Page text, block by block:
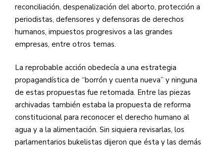
reconciliación, despenalización del aborto, protección a
periodistas, defensores y defensoras de derechos
humanos, impuestos progresivos a las grandes
empresas, entre otros temas.
La reprobable acción obedecía a una estrategia
propagandística de “borrón y cuenta nueva” y ninguna
de estas propuestas fue retomada. Entre las piezas
archivadas también estaba la propuesta de reforma
constitucional para reconocer el derecho humano al
agua y a la alimentación. Sin siquiera revisarlas, los
parlamentarios bukelistas dijeron que ésta y las demás